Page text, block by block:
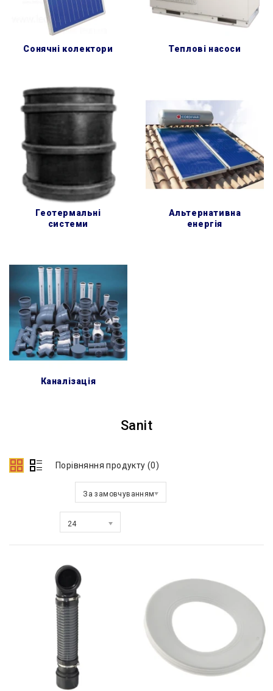
сонячні колектори теплові насоси
геотермальні
системи
альтернативна
енергія
каналізація
Sanit
Порівняння продукту (0)
За замовчуванням
24